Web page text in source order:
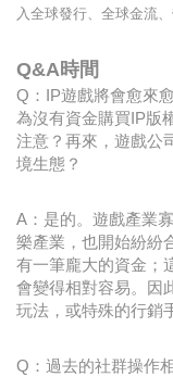
入全球發行、全球金流
Q&A時間
Q：IP遊戲將會愈來
為沒有資金購買IP版
注意？再來，遊戲公
境生態？
A：是的。遊戲產業
樂產業，也開始紛紛
有一筆龐大的資金；
會變得相對容易。因
玩法，或特殊的行銷
Q：過去的社群操作